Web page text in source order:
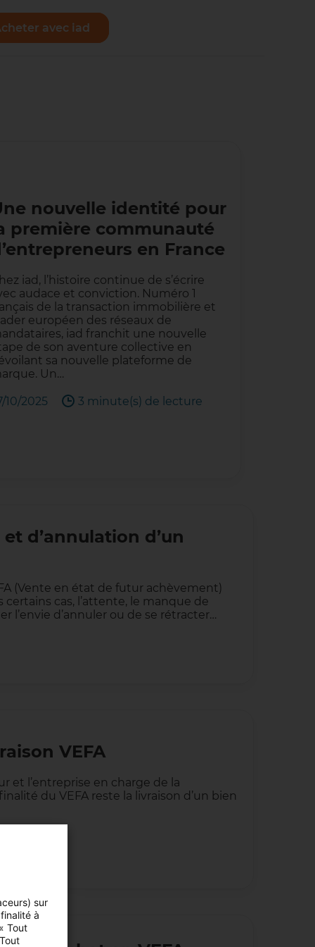
avec iad
nouvelle identité pour
première communauté
en France
iad, l’histoire continue de s’écrire
audace et conviction. Numéro 1
de la transaction immobilière et
européen des réseaux de
iad franchit une nouvelle
de son aventure collective en
sa nouvelle plateforme de
Un…
10/2025 3 minute(s) de lecture
d’annulation d’un
(Vente en état de futur achèvement)
cas, l’attente, le manque de
l’envie d’annuler ou de se rétracter…
VEFA
et l’entreprise en charge de la
du VEFA reste la livraison d’un bien
sur
à
Tout